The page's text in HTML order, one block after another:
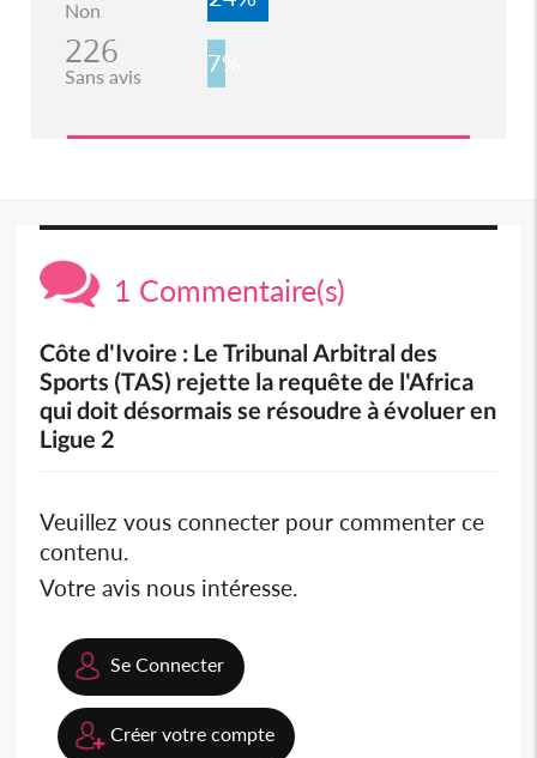
Non
226
Sans avis 7%
1 Commentaire(s)
Côte d'Ivoire : Le Tribunal Arbitral des
Sports (TAS) rejette la requête de l'Africa
qui doit désormais se résoudre à évoluer en
Ligue 2
Veuillez vous connecter pour commenter ce
contenu.
Votre avis nous intéresse.
Se Connecter
Créer votre compte